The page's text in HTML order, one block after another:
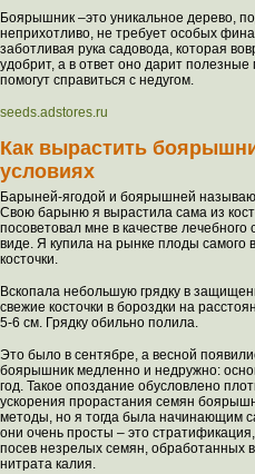
Боярышник –это уникальное дерево,
неприхотливо, не требует особых
заботливая рука садовода, которая
удобрит, а в ответ оно дарит
помогут справиться с недугом.
seeds.adstores.ru
Как вырастить
условиях
Барыней-ягодой и боярышней
Свою барыню я вырастила сама из
посоветовал мне в качестве
виде. Я купила на рынке плоды самого
косточки.
Вскопала небольшую грядку в
свежие косточки в бороздки на
5-6 см. Грядку обильно полила.
Это было в сентябре, а весной
боярышник медленно и недружно:
год. Такое опоздание обусловлено
ускорения прорастания семян
методы, но я тогда была начинающим
они очень просты – это
посев незрелых семян, обработанных
нитрата калия.